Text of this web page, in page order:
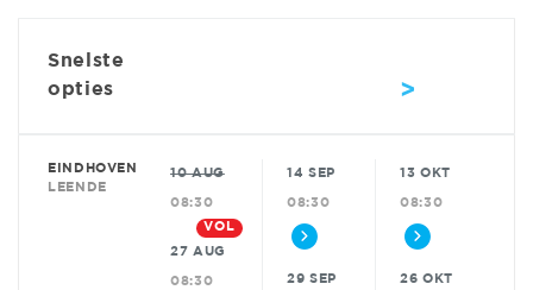
Snelste
opties
>
EINDHOVEN
LEENDE
10 AUG
08:30
VOL
27 AUG
08:30
14 SEP
08:30
29 SEP
13 OKT
08:30
26 OKT